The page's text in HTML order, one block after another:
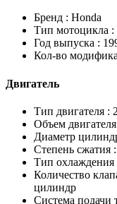
Бренд : Honda
Тип мотоцикла :
Год выпуска :
Кол-во
Двигатель
Тип двигателя :
Объем
Диаметр
Степень сжатия :
Тип охлаждения
Количество
цилиндр
Система подачи